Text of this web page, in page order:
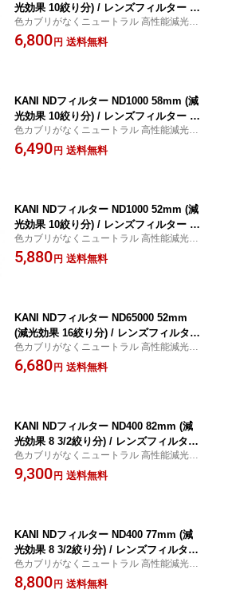
光効果 10絞り分) / レンズフィルター 丸
枠
色カブリがなくニュートラル 高性能減光フ
ィルター ND1000
6,800 円 送料無料
KANI NDフィルター ND1000 58mm (減
光効果 10絞り分) / レンズフィルター 丸
枠
色カブリがなくニュートラル 高性能減光フ
ィルター ND1000
6,490 円 送料無料
KANI NDフィルター ND1000 52mm (減
光効果 10絞り分) / レンズフィルター 丸
枠
色カブリがなくニュートラル 高性能減光フ
ィルター ND1000
5,880 円 送料無料
KANI NDフィルター ND65000 52mm
(減光効果 16絞り分) / レンズフィルター
丸枠
色カブリがなくニュートラル 高性能減光フ
ィルター ND1000
6,680 円 送料無料
KANI NDフィルター ND400 82mm (減
光効果 8 3/2絞り分) / レンズフィルター
丸枠
色カブリがなくニュートラル 高性能減光フ
ィルター ND400
9,300 円 送料無料
KANI NDフィルター ND400 77mm (減
光効果 8 3/2絞り分) / レンズフィルター
丸枠
色カブリがなくニュートラル 高性能減光フ
ィルター ND400
8,800 円 送料無料